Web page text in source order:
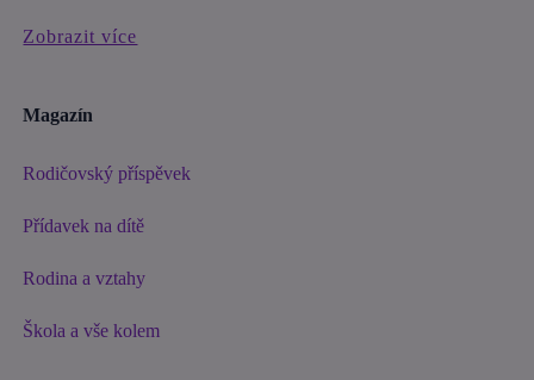
Zobrazit více
Magazín
Rodičovský příspěvek
Přídavek na dítě
Rodina a vztahy
Škola a vše kolem